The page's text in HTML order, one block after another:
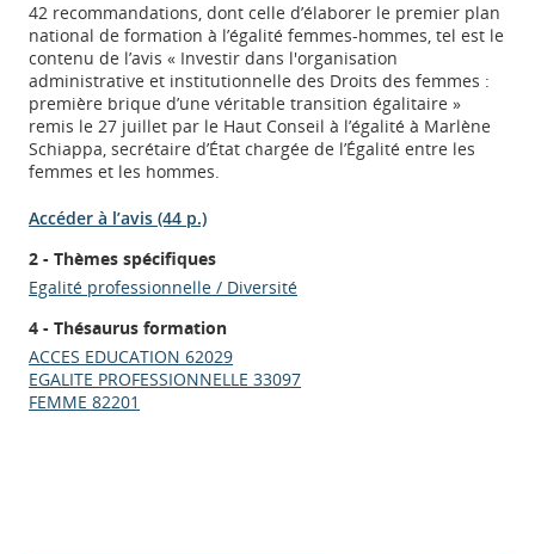
42 recommandations, dont celle d’élaborer le premier plan
national de formation à l’égalité femmes-hommes, tel est le
contenu de l’avis « Investir dans l'organisation
administrative et institutionnelle des Droits des femmes :
première brique d’une véritable transition égalitaire »
remis le 27 juillet par le Haut Conseil à l’égalité à Marlène
Schiappa, secrétaire d’État chargée de l’Égalité entre les
femmes et les hommes.
Accéder à l’avis (44 p.)
2 - Thèmes spécifiques
Egalité professionnelle / Diversité
4 - Thésaurus formation
ACCES EDUCATION 62029
EGALITE PROFESSIONNELLE 33097
FEMME 82201
Appels à projets
Déposer une actu !